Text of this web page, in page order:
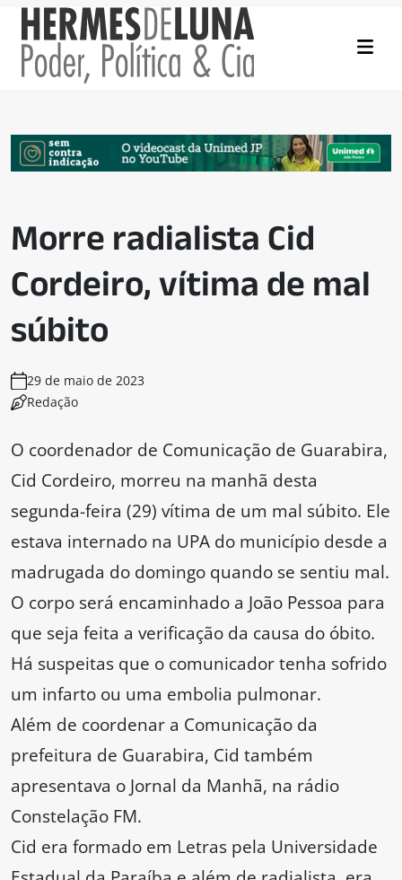
Morre radialista Cid
Cordeiro, vítima de mal
súbito
29 de maio de 2023
Redação
O coordenador de Comunicação de Guarabira,
Cid Cordeiro, morreu na manhã desta
segunda-feira (29) vítima de um mal súbito. Ele
estava internado na UPA do município desde a
madrugada do domingo quando se sentiu mal.
O corpo será encaminhado a João Pessoa para
que seja feita a verificação da causa do óbito.
Há suspeitas que o comunicador tenha sofrido
um infarto ou uma embolia pulmonar.
Além de coordenar a Comunicação da
prefeitura de Guarabira, Cid também
apresentava o Jornal da Manhã, na rádio
Constelação FM.
Cid era formado em Letras pela Universidade